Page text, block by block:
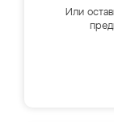
Или